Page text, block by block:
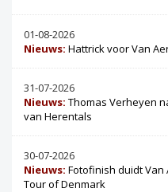
01-08-2026
Nieuws: Hattrick voor Van
31-07-2026
Nieuws: Thomas Verheyen
van Herentals
30-07-2026
Nieuws: Fotofinish duidt Van
Tour of Denmark